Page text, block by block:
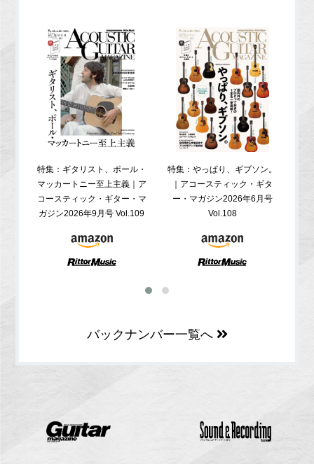
特集：ギタリスト、ポール・
マッカートニー至上主義｜ア
コースティック・ギター・マ
ガジン2026年9月号 Vol.109
特集：やっぱり、ギブソン。
｜アコースティック・ギタ
ー・マガジン2026年6月号
Vol.108
バックナンバー一覧へ